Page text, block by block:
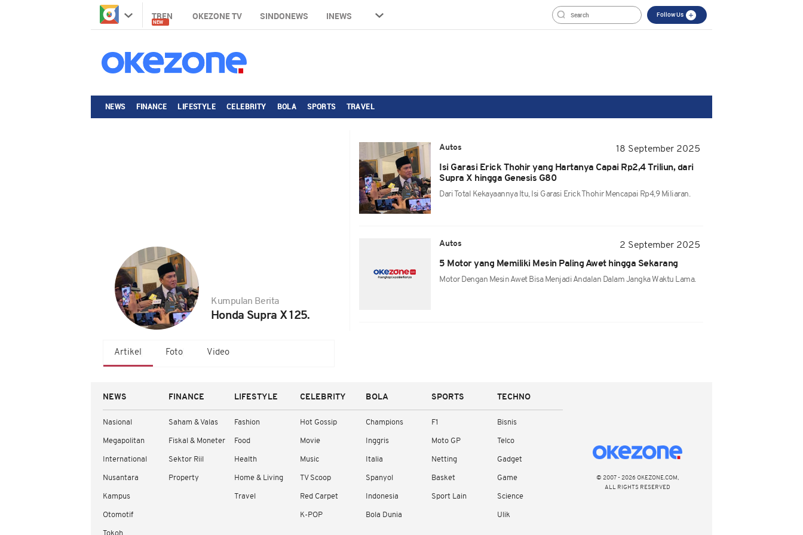
TREN
NEW
OKEZONE TV SINDONEWS INEWS Follow Us
NEWS FINANCE LIFESTYLE CELEBRITY BOLA SPORTS TRAVEL
Kumpulan Berita
Honda Supra X 125.
Artikel Foto Video
Autos
18 September 2025
Isi Garasi Erick Thohir yang Hartanya Capai Rp2,4 Triliun, dari
Supra X hingga Genesis G80
Dari Total Kekayaannya Itu, Isi Garasi Erick Thohir Mencapai Rp4,9 Miliaran.
Autos
2 September 2025
5 Motor yang Memiliki Mesin Paling Awet hingga Sekarang
Motor Dengan Mesin Awet Bisa Menjadi Andalan Dalam Jangka Waktu Lama.
NEWS
Nasional
Megapolitan
International
Nusantara
Kampus
Otomotif
FINANCE
Saham & Valas
Fiskal & Moneter
Sektor Riil
Property
LIFESTYLE
Fashion
Food
Health
Home & Living
Travel
CELEBRITY
Hot Gossip
Movie
Music
TV Scoop
Red Carpet
K-POP
BOLA
Champions
Inggris
Italia
Spanyol
Indonesia
Bola Dunia
SPORTS
F1
Moto GP
Netting
Basket
Sport Lain
TECHNO
Bisnis
Telco
Gadget
Game
Science
Ulik
© 2007 - 2026 OKEZONE.COM,
ALL RIGHTS RESERVED